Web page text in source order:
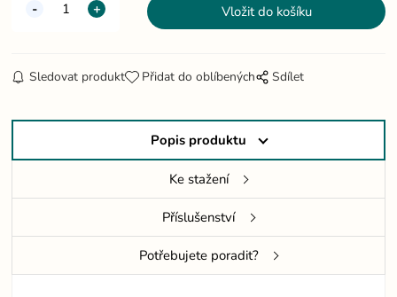
Sledovat produkt Přidat do oblíbených Sdílet
Popis produktu
Ke stažení
Příslušenství
Potřebujete poradit?